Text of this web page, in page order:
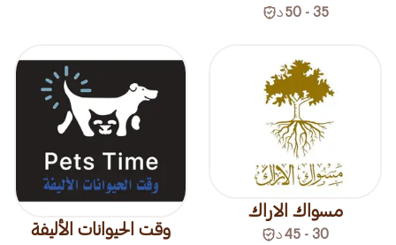
35 - 50 د
مسواك الاراك
30 - 45 د وقت الحيوانات الأليفة